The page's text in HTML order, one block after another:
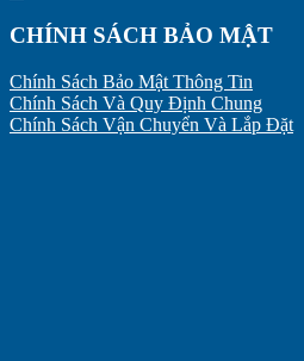
CHÍNH SÁCH BẢO MẬT
Chính Sách Bảo Mật Thông Tin
Chính Sách Và Quy Định Chung
Chính Sách Vận Chuyển Và Lắp Đặt